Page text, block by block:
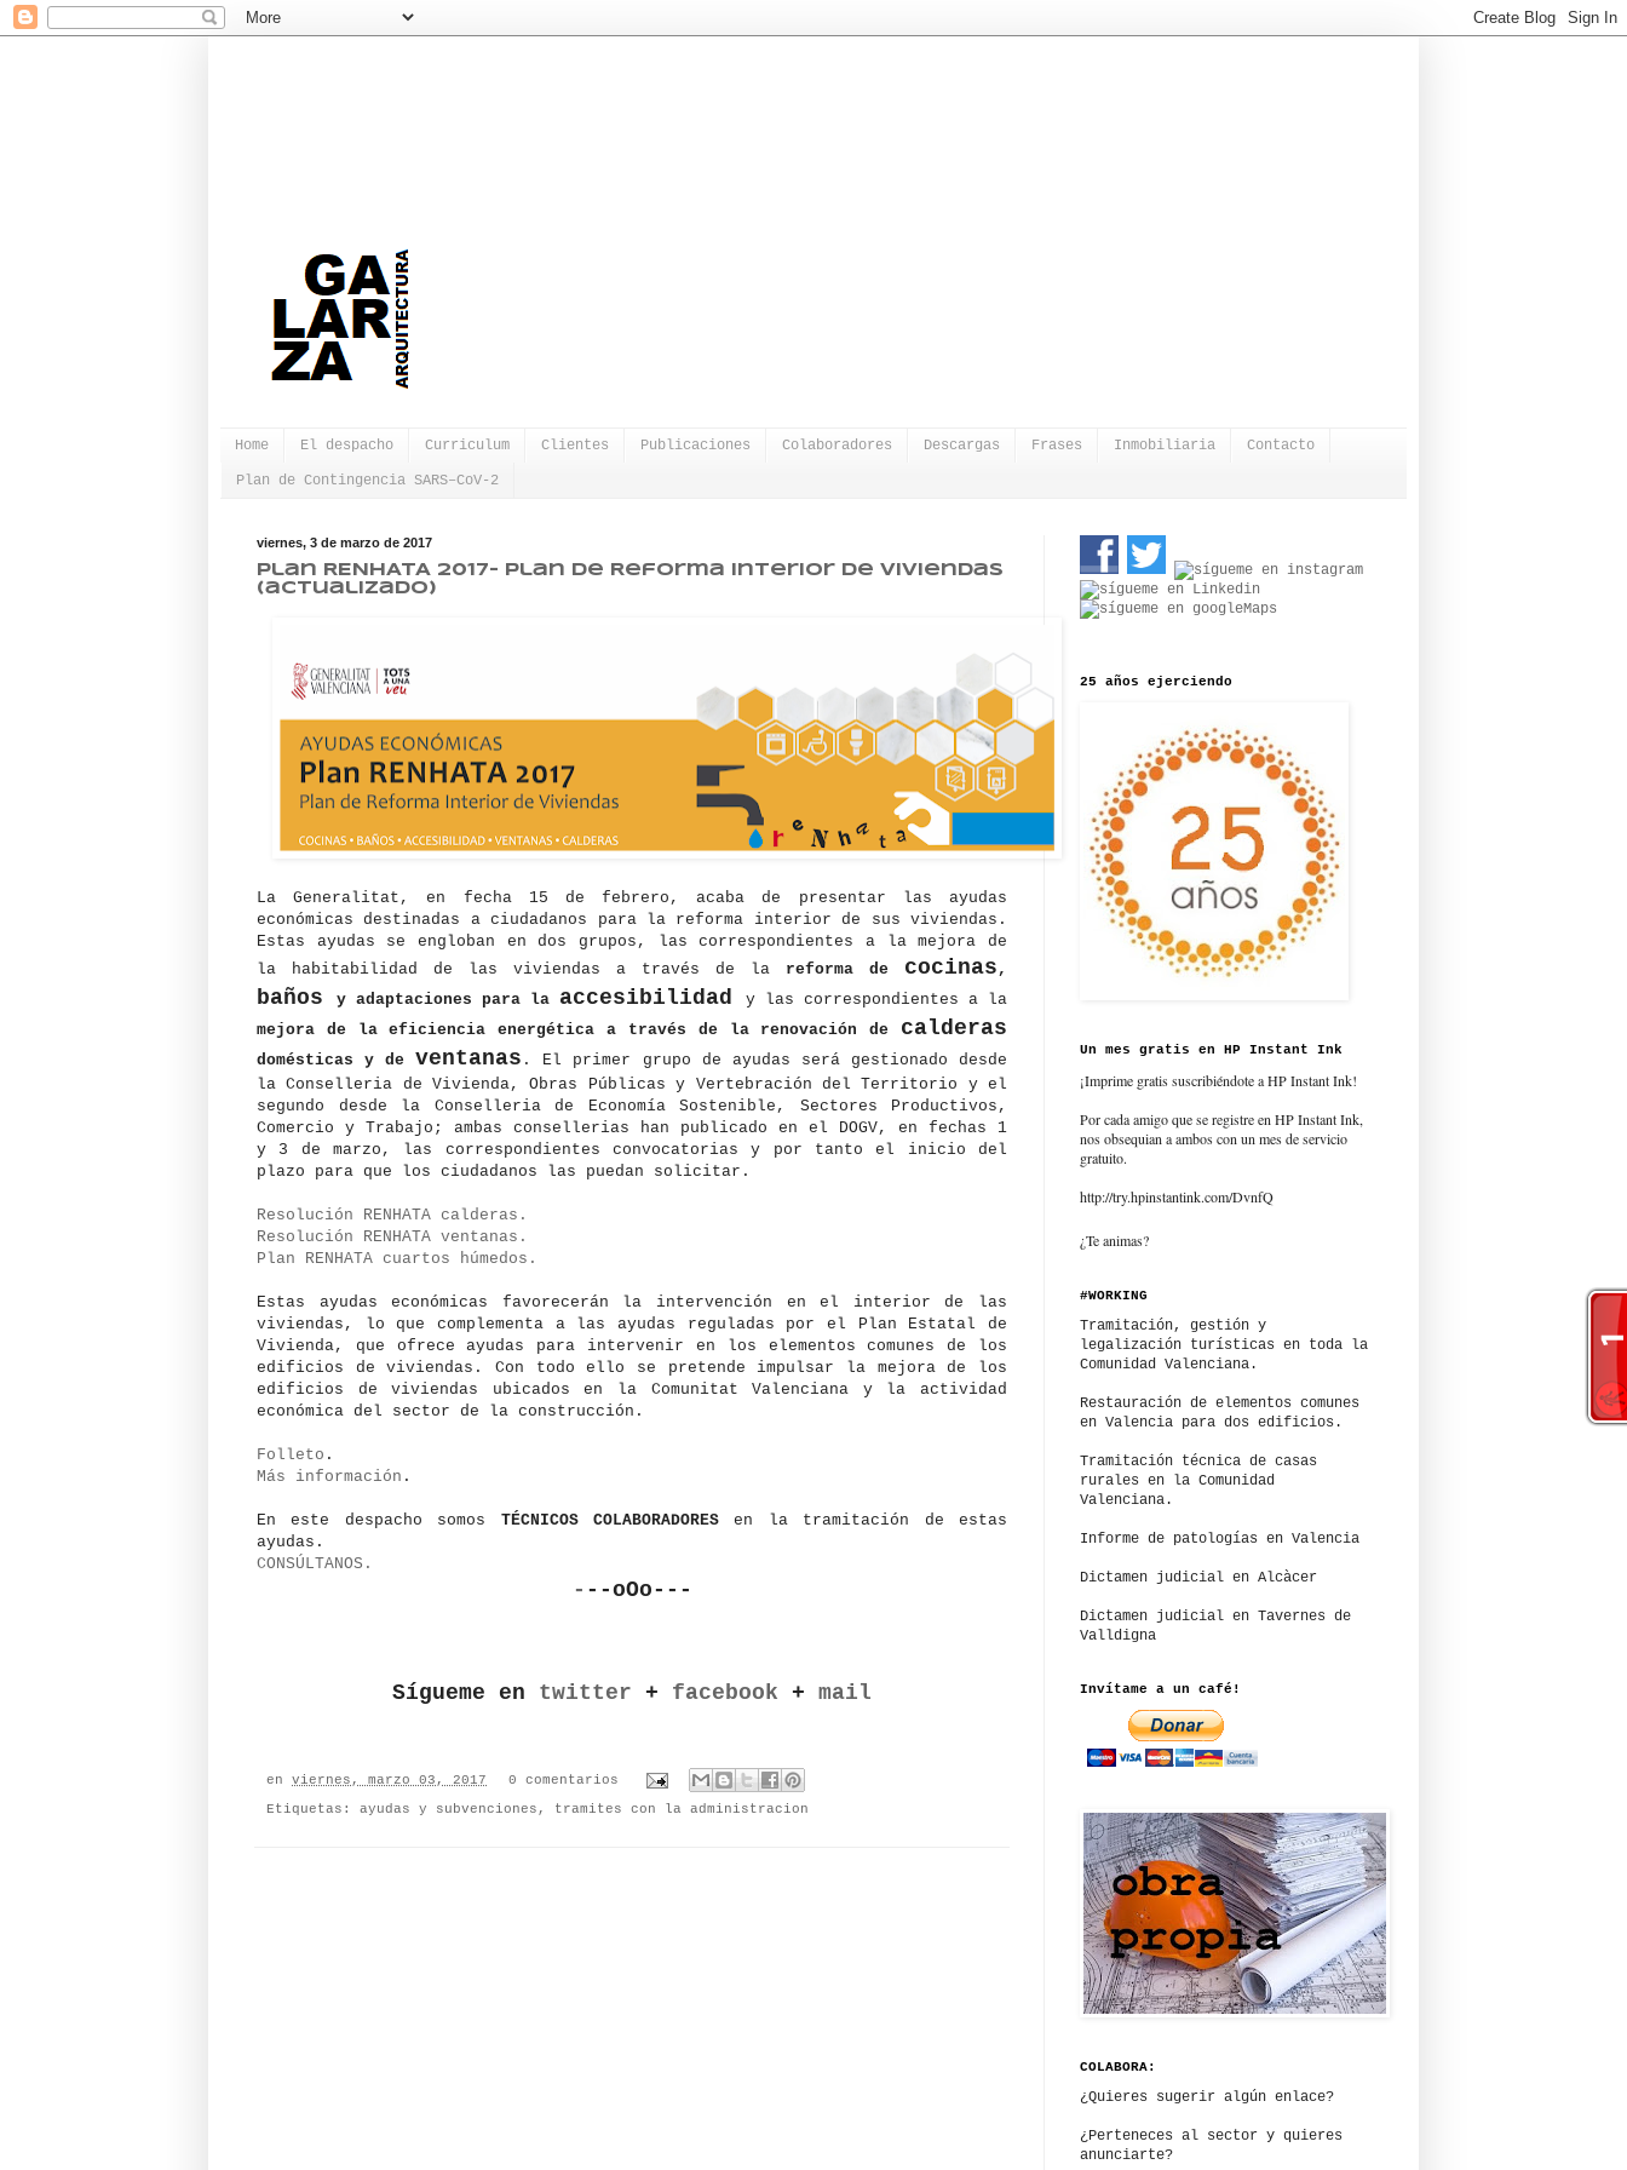
Home El despacho Curriculum Clientes Publicaciones Colaboradores Descargas Frases Inmobiliaria Contacto
Plan de Contingencia SARS–CoV-2
viernes, 3 de marzo de 2017
Plan RENHATA 2017- Plan de Reforma Interior de Viviendas
(actualizado)
La Generalitat, en fecha 15 de febrero, acaba de presentar las ayudas
económicas destinadas a ciudadanos para la reforma interior de sus viviendas.
Estas ayudas se engloban en dos grupos, las correspondientes a la mejora de
la habitabilidad de las viviendas a través de la reforma de cocinas ,
baños y adaptaciones para la accesibilidad
y las correspondientes a la
mejora de la eficiencia energética a través de la renovación de calderas
domésticas y deventanas . El primer grupo de ayudas será gestionado desde
la Conselleria de Vivienda, Obras Públicas y Vertebración del Territorio y el
segundo desde la Conselleria de Economía Sostenible, Sectores Productivos,
Comercio y Trabajo; ambas consellerias han publicado en el DOGV, en fechas 1
y 3 de marzo, las correspondientes convocatorias y por tanto el inicio del
plazo para que los ciudadanos las puedan solicitar.
Resolución RENHATA calderas.
Resolución RENHATA ventanas.
Plan RENHATA cuartos húmedos.
Estas ayudas económicas favorecerán la intervención en el interior de las
viviendas, lo que complementa a las ayudas reguladas por el Plan Estatal de
Vivienda, que ofrece ayudas para intervenir en los elementos comunes de los
edificios de viviendas. Con todo ello se pretende impulsar la mejora de los
edificios de viviendas ubicados en la Comunitat Valenciana y la actividad
económica del sector de la construcción.
Folleto .
Más información .
En este despacho somos TÉCNICOS COLABORADORES en la tramitación de estas
ayudas.
CONSÚLTANOS.
- --oOo---
Sígueme en twitter + facebook + mail
en viernes, marzo 03, 2017
0 comentarios
Etiquetas: ayudas y subvenciones , tramites con la administracion
25 años ejerciendo
Un mes gratis en HP Instant Ink
¡Imprime gratis suscribiéndote a HP Instant Ink!
Por cada amigo que se registre en HP Instant Ink,
nos obsequian a ambos con un mes de servicio
gratuito.
http://try.hpinstantink.com/DvnfQ
¿Te animas?
#WORKING
Tramitación, gestión y
legalización turísticas en toda la
Comunidad Valenciana.
Restauración de elementos comunes
en Valencia para dos edificios.
Tramitación técnica de casas
rurales en la Comunidad
Valenciana.
Informe de patologías en Valencia
Dictamen judicial en Alcàcer
Dictamen judicial en Tavernes de
Valldigna
Invítame a un café!
COLABORA:
¿Quieres sugerir algún enlace?
¿Perteneces al sector y quieres
anunciarte?